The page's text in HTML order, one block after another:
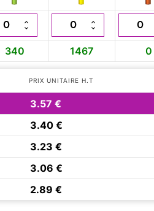
340 1467 0
PRIX UNITAIRE H.T
3.57 €
3.40 €
3.23 €
3.06 €
2.89 €